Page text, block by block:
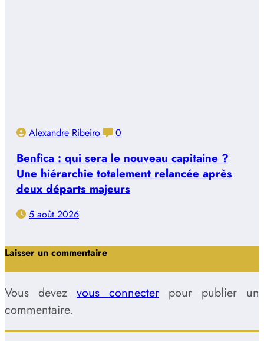
Alexandre Ribeiro 0
Benfica : qui sera le nouveau capitaine ?
Une hiérarchie totalement relancée après
deux départs majeurs
5 août 2026
Laisser un commentaire
Vous devez vous connecter pour publier un
commentaire.